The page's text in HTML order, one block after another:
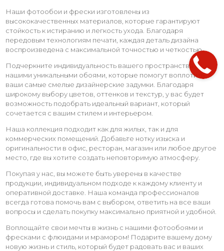
Наши фотообои и фрески изготовлены из
высококачественных материалов, которые гарантируют
стойкость к истиранию и легкость ухода. Благодаря
передовым технологиям печати, каждая деталь дизайна
воспроизведена с максимальной точностью и четкостью.
Подчеркните индивидуальность вашего пространства с
нашими уникальными обоями, которые помогут воплотить
ваши самые смелые дизайнерские задумки. Благодаря
широкому выбору цветов, оттенков и текстур, у вас будет
возможность подобрать идеальный вариант, который
сочетается с вашим стилем и интерьером.
Наша коллекция подходит как для жилых, так и для
коммерческих помещений. Добавьте нотку изыска и
оригинальности в офис, ресторан, магазин или любое другое
место, где вы хотите создать неповторимую атмосферу.
Покупая у нас, вы можете быть уверены в качестве
продукции, индивидуальном подходе к каждому клиенту и
оперативной доставке. Наша команда профессионалов
всегда готова помочь вам с выбором, ответить на все ваши
вопросы и сделать покупку максимально приятной и удобной.
Воплощайте свои мечты в жизнь с нашими фотообоями и
фресками с флюидами и мрамором! Подарите вашему дому
новую жизнь и стиль, который будет радовать вас и ваших